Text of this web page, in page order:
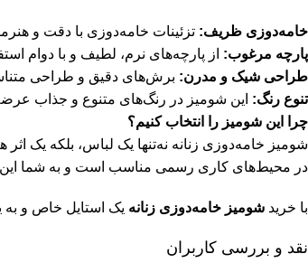
خامه‌دوزی ظریف: تزئینات خامه‌دوزی با دقت و
پارچه مرغوب: از پارچه‌های نرم، لطیف و با دوام
طراحی شیک و مدرن: برش‌های دقیق و طراحی
تنوع رنگ: این شومیز در رنگ‌های متنوع و جذاب عرضه
چرا این شومیز را انتخاب کنیم؟
شومیز خامه‌دوزی زنانه نه‌تنها یک لباس، بلکه یک
در محیط‌های کاری رسمی مناسب است و به شما این
با خرید شومیز خامه‌دوزی زنانه یک استایل خاص و به‌
نقد و بررسی کاربران